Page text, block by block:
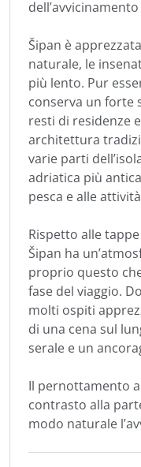
Šipan è
naturale, le
più lento. Pur
conserva un forte
resti di residenze
architettura
varie parti
adriatica più
pesca e alle
Rispetto alle
Šipan ha
proprio questo
fase del viaggio.
molti ospiti
di una cena sul
serale e un
Il pernottamento
contrasto alla
modo naturale